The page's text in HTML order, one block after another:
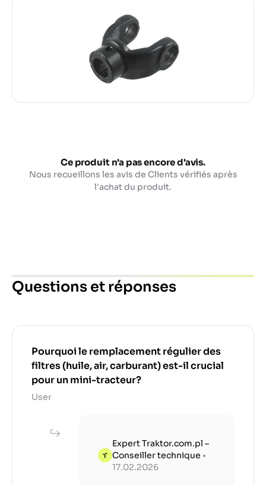
Ce produit n'a pas encore d'avis.
Nous recueillons les avis de Clients vérifiés après
l'achat du produit.
Questions et réponses
Pourquoi le remplacement régulier des
filtres (huile, air, carburant) est-il crucial
pour un mini-tracteur?
User
Expert Traktor.com.pl –
Conseiller technique •
17.02.2026